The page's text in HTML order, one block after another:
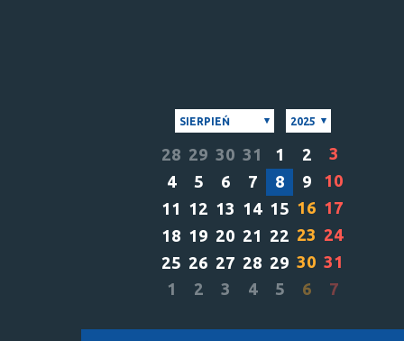
SIERPIEŃ 2025
28 29 30 31 1 2
3
4
5 6 7 8 9
10
11 12 13 14 15 16 17
18 19 20 21 22 23 24
25 26 27 28 29 30 31
1
2 3 4 5 6 7